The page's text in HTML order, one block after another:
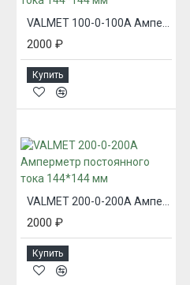
VALMET 100-0-100А Амперметр постоянного тока 144*144 мм
2000 ₽
Купить
VALMET 200-0-200А Амперметр постоянного тока 144*144 мм
2000 ₽
Купить